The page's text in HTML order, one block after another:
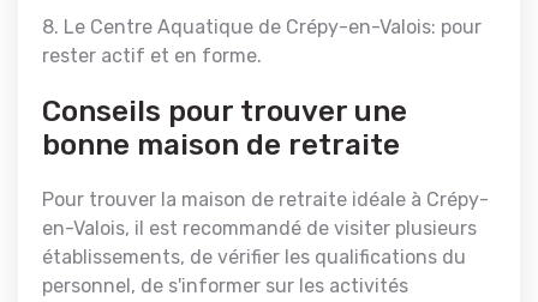
8. Le Centre Aquatique de Crépy-en-Valois: pour
rester actif et en forme.
Conseils pour trouver une
bonne maison de retraite
Pour trouver la maison de retraite idéale à Crépy-
en-Valois, il est recommandé de visiter plusieurs
établissements, de vérifier les qualifications du
personnel, de s'informer sur les activités